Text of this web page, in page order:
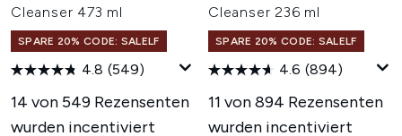
Cleanser 473 ml
SPARE 20% CODE: SALELF
4.8 (549)
14 von 549 Rezensenten
wurden incentiviert
Cleanser 236 ml
SPARE 20% CODE: SALELF
4.6 (894)
11 von 894 Rezensenten
wurden incentiviert